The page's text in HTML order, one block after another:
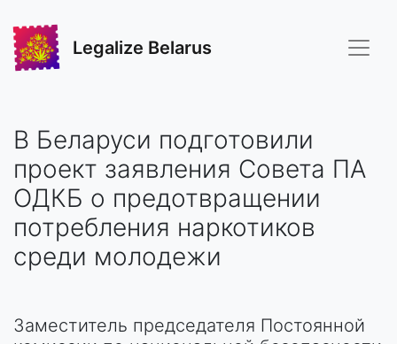
Legalize Belarus
В Беларуси подготовили
проект заявления Совета ПА
ОДКБ о предотвращении
потребления наркотиков
среди молодежи
Заместитель председателя Постоянной